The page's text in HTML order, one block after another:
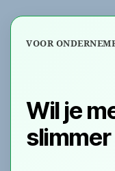
VOOR
Wil je